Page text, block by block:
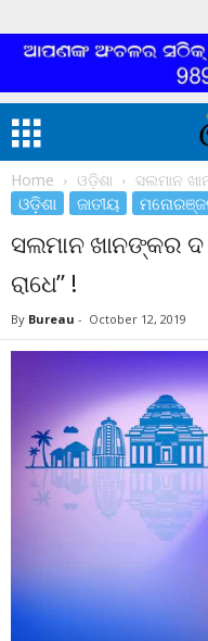
Home ଓଡ଼ିଶା ସଲମାନ
ଓଡ଼ିଶା ଜାତୀୟ
ସଲମାନ ଖାନଙ୍କର
ରାଧେ” !
By Bureau - October 12, 2019